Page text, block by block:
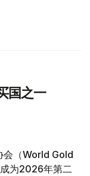
国之一
会（World Gold
为2026年第二